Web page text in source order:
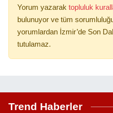
Yorum yazarak topluluk
bulunuyor ve tüm
yorumlardan İzmir’de Son
tutulamaz.
Trend Haberler